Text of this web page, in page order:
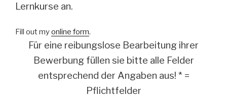
Lernkurse an.
Fill out myonline form.
Für eine reibungslose Bearbeitung ihrer
Bewerbung füllen sie bitte alle Felder
entsprechend der Angaben aus! * =
Pflichtfelder